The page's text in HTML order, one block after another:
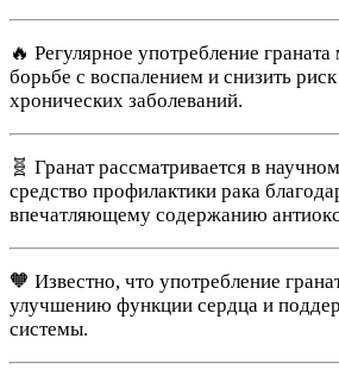
🔥 Регулярное употребление
борьбе с воспалением и снизить
хронических заболеваний.
🧬 Гранат рассматривается в
средство профилактики рака
впечатляющему содержанию
🧡 Известно, что употребление
улучшению функции сердца и
системы.